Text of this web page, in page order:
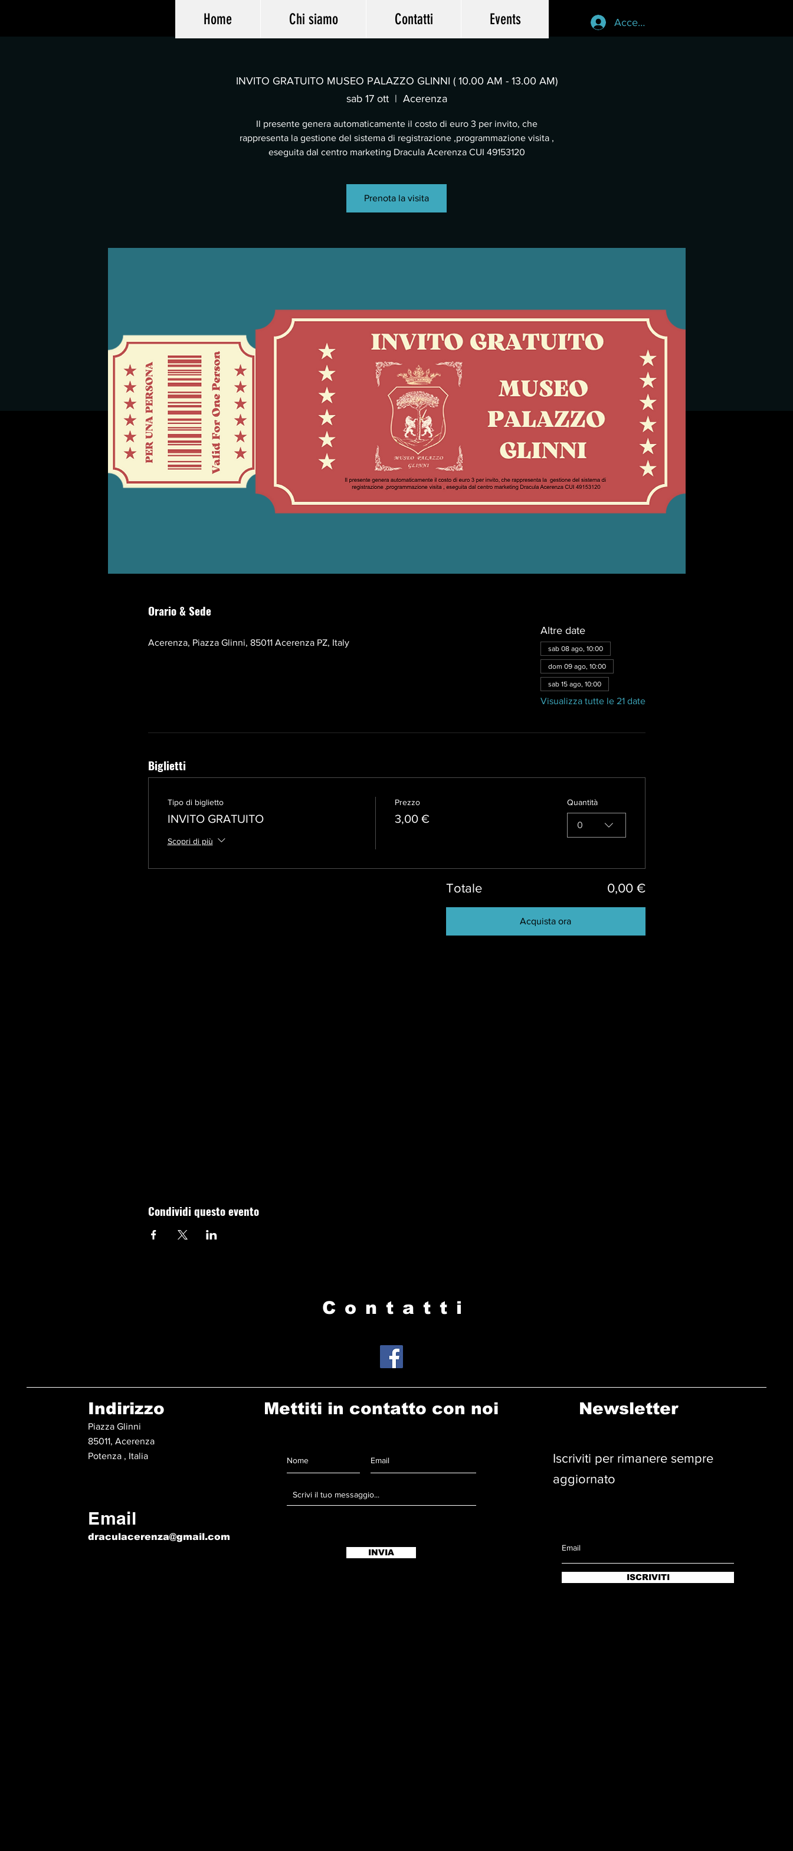
Home Chi siamo Contatti Events Accedi
INVITO GRATUITO MUSEO PALAZZO GLINNI ( 10.00 AM - 13.00 AM)
sab 17 ott
  |
Acerenza
Il presente genera automaticamente il costo di euro 3 per invito, che
rappresenta la gestione del sistema di registrazione ,programmazione visita ,
eseguita dal centro marketing Dracula Acerenza CUI 49153120
Prenota la visita
Orario & Sede
Acerenza, Piazza Glinni, 85011 Acerenza PZ, Italy
Altre date
sab 08 ago, 10:00
dom 09 ago, 10:00
sab 15 ago, 10:00
Visualizza tutte le 21 date
Biglietti
Tipo di biglietto
INVITO GRATUITO
Scopri di più
Prezzo
3,00 €
Quantità
0
Totale 0,00 €
Acquista ora
Condividi questo evento
Contatti
Indirizzo
Piazza Glinni
85011, Acerenza
Potenza , Italia
Email
draculacerenza@gmail.com
Mettiti in contatto con noi
INVIA
Newsletter
Iscriviti per rimanere sempre
aggiornato
ISCRIVITI